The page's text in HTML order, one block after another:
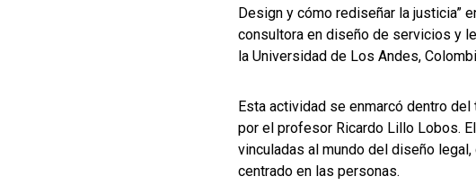
Design y cómo rediseñar la justicia”
consultora en diseño de servicios y
la Universidad de Los Andes,
Esta actividad se enmarcó dentro
por el profesor Ricardo Lillo Lobos.
vinculadas al mundo del diseño
centrado en las personas.